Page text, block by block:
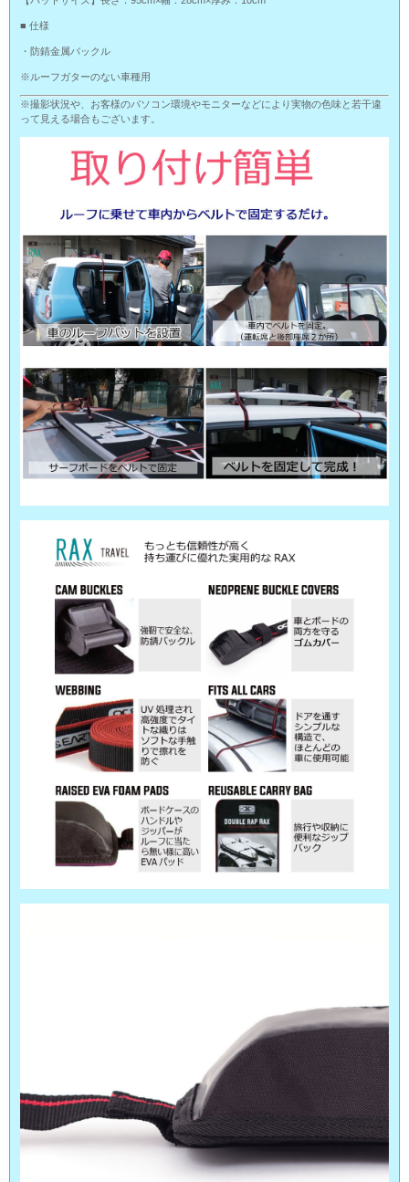
■ 仕様
・防錆金属バックル
※ルーフガターのない車種用
※撮影状況や、お客様のパソコン環境やモニターなどにより実物の色味と若干違
って見える場合もございます。